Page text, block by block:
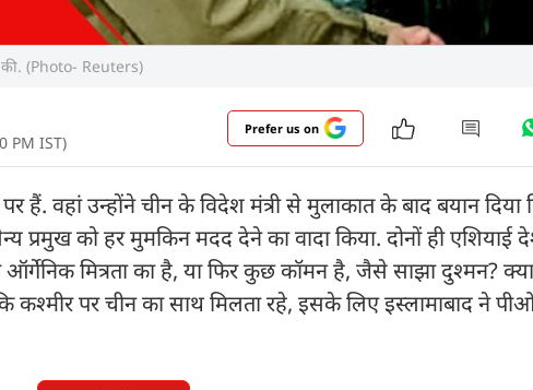
की. (Photo- Reuters)
PM IST)
Prefer us on
हैं. वहां उन्होंने चीन के विदेश मंत्री से मुलाकात के बाद बयान दिया
को हर मुमकिन मदद देने का वादा किया. दोनों ही एशियाई
मित्रता का है, या फिर कुछ कॉमन है, जैसे साझा दुश्मन?
कश्मीर पर चीन का साथ मिलता रहे, इसके लिए इस्लामाबाद ने